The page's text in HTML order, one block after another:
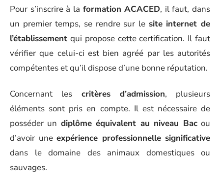
Pour s’inscrire à la formation ACACED, il faut, dans
un premier temps, se rendre sur le site internet de
l’établissement qui propose cette certification. Il faut
vérifier que celui-ci est bien agréé par les autorités
compétentes et qu’il dispose d’une bonne réputation.
Concernant les critères d’admission, plusieurs
éléments sont pris en compte. Il est nécessaire de
posséder un diplôme équivalent au niveau Bacou
d’avoir une expérience professionnelle significative
dans le domaine des animaux domestiques ou
sauvages.